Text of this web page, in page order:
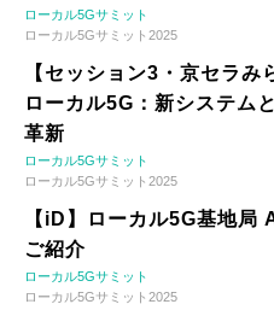
ローカル5Gサミット
ローカル5Gサミット2025
【セッション3・京セラ
ローカル5G：新システム
革新
ローカル5Gサミット
ローカル5Gサミット2025
【iD】ローカル5G基地
ご紹介
ローカル5Gサミット
ローカル5Gサミット2025